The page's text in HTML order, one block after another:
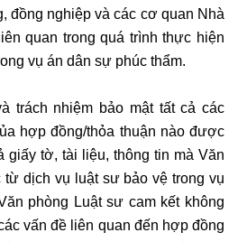
đồng nghiệp và các cơ quan Nhà
quan trong quá trình thực hiện
vụ án dân sự phúc thẩm.
trách nhiệm bảo mật tất cả các
hợp đồng/thỏa thuận nào được
giấy tờ, tài liệu, thông tin mà Văn
dịch vụ luật sư bảo vệ trong vụ
phòng Luật sư cam kết không
vấn đề liên quan đến hợp đồng